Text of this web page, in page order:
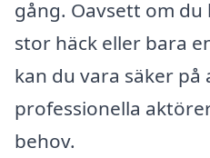
gång. Oavsett om
stor häck eller bara
kan du vara säker
professionella
behov.